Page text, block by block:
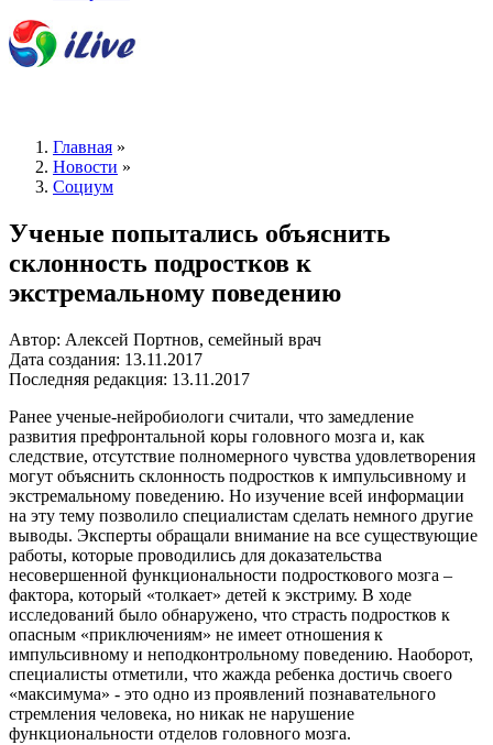
Главная »
Новости »
Социум
Ученые попытались объяснить
склонность подростков к
экстремальному поведению
Автор: Алексей Портнов, семейный врач
Дата создания: 13.11.2017
Последняя редакция: 13.11.2017
Ранее ученые-нейробиологи считали, что замедление
развития префронтальной коры головного мозга и, как
следствие, отсутствие полномерного чувства удовлетворения
могут объяснить склонность подростков к импульсивному и
экстремальному поведению. Но изучение всей информации
на эту тему позволило специалистам сделать немного другие
выводы. Эксперты обращали внимание на все существующие
работы, которые проводились для доказательства
несовершенной функциональности подросткового мозга –
фактора, который «толкает» детей к экстриму. В ходе
исследований было обнаружено, что страсть подростков к
опасным «приключениям» не имеет отношения к
импульсивному и неподконтрольному поведению. Наоборот,
специалисты отметили, что жажда ребенка достичь своего
«максимума» - это одно из проявлений познавательного
стремления человека, но никак не нарушение
функциональности отделов головного мозга.